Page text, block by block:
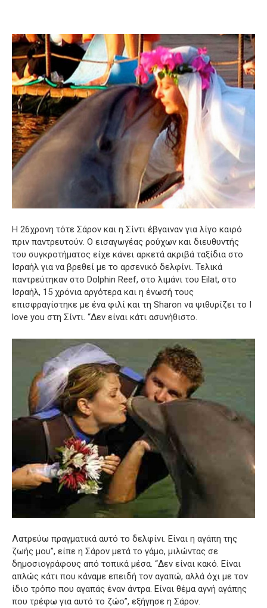
Η 26χρονη τότε Σάρον και η Σίντι έβγαιναν για λίγο καιρό
πριν παντρευτούν. Ο εισαγωγέας ρούχων και διευθυντής
του συγκροτήματος είχε κάνει αρκετά ακριβά ταξίδια στο
Ισραήλ για να βρεθεί με το αρσενικό δελφίνι. Τελικά
παντρεύτηκαν στο Dolphin Reef, στο λιμάνι του Eilat, στο
Ισραήλ, 15 χρόνια αργότερα και η ένωσή τους
επισφραγίστηκε με ένα φιλί και τη Sharon να ψιθυρίζει το I
love you στη Σίντι. “Δεν είναι κάτι ασυνήθιστο.
Λατρεύω πραγματικά αυτό το δελφίνι. Είναι η αγάπη της
ζωής μου”, είπε η Σάρον μετά το γάμο, μιλώντας σε
δημοσιογράφους από τοπικά μέσα. “Δεν είναι κακό. Είναι
απλώς κάτι που κάναμε επειδή τον αγαπώ, αλλά όχι με τον
ίδιο τρόπο που αγαπάς έναν άντρα. Είναι θέμα αγνή αγάπης
που τρέφω για αυτό το ζώο”, εξήγησε η Σάρον.